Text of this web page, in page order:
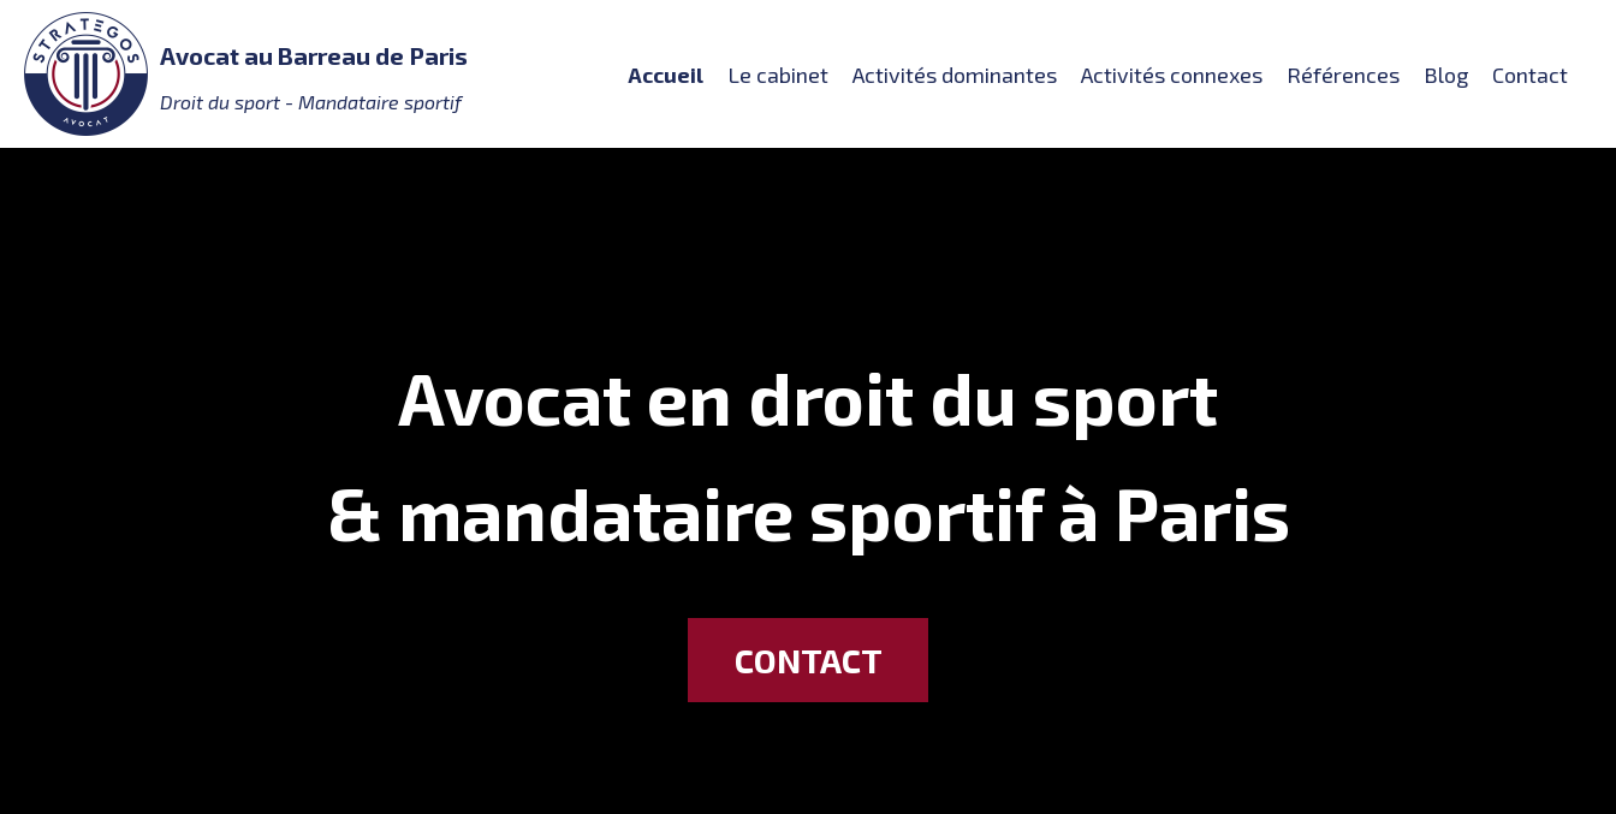
Avocat en droit du sport
& mandataire sportif à Paris
CONTACT
Avocat au Barreau de Paris
Droit du sport - Mandataire sportif
Accueil Le cabinet Activités dominantes Activités connexes Références Blog Contact